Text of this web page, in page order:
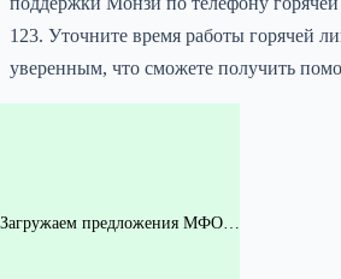
123. Уточните время работы горячей
уверенным, что сможете получить
Загружаем предложения МФО…